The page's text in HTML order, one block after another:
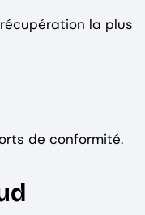
la plus
de conformité.